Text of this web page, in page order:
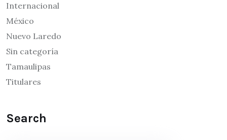
Internacional
México
Nuevo Laredo
Sin categoría
Tamaulipas
Titulares
Search